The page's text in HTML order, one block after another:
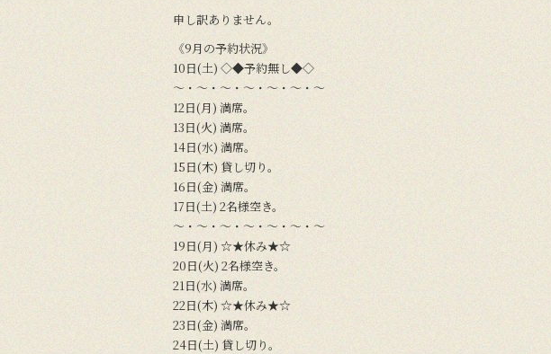
申し訳ありません。
《9月の予約状況》
10日(土) ◇◆予約無し◆◇
～・～・～・～・～・～・～
12日(月) 満席。
13日(火) 満席。
14日(水) 満席。
15日(木) 貸し切り。
16日(金) 満席。
17日(土) 2名様空き。
～・～・～・～・～・～・～
19日(月) ☆★休み★☆
20日(火) 2名様空き。
21日(水) 満席。
22日(木) ☆★休み★☆
23日(金) 満席。
24日(土) 貸し切り。